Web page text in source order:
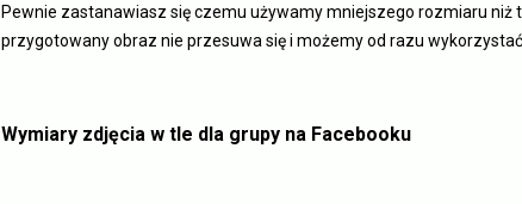
Pewnie zastanawiasz się czemu używamy mniejszego rozmiaru
przygotowany obraz nie przesuwa się i możemy od razu
Wymiary zdjęcia w tle dla grupy na Facebooku